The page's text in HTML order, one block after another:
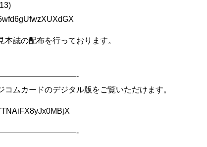
誌の配布を行っております。
ムカードのデジタル版をご覧いただけます。